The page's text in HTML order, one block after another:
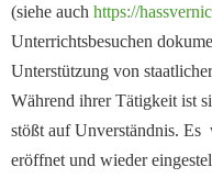
(siehe auch https://
Unterrichtsbesuchen
Unterstützung von
Während ihrer Tätigkeit ist
stößt auf Unverständnis. Es
eröffnet und wieder